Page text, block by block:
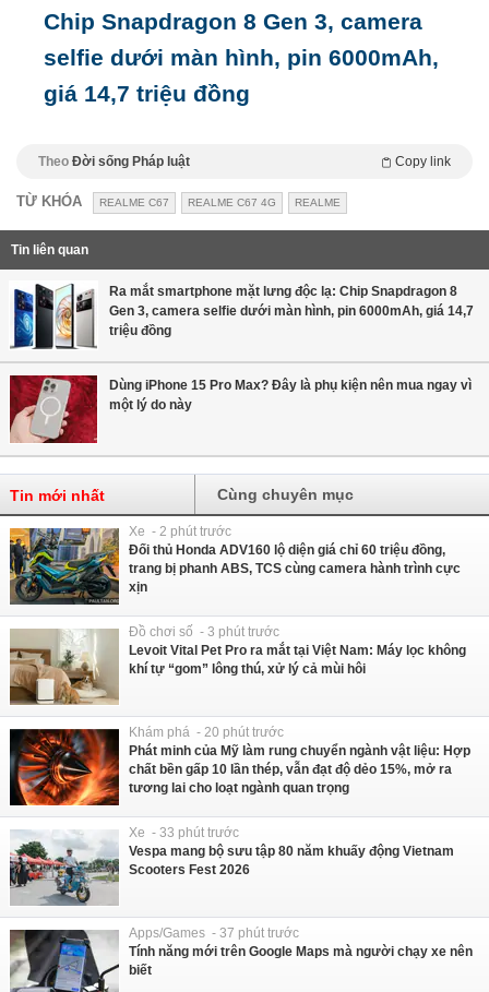
Chip Snapdragon 8 Gen 3, camera
selfie dưới màn hình, pin 6000mAh,
giá 14,7 triệu đồng
Theo Đời sống Pháp luật Copy link
TỪ KHÓA REALME C67 REALME C67 4G REALME
Tin liên quan
Ra mắt smartphone mặt lưng độc lạ: Chip Snapdragon 8
Gen 3, camera selfie dưới màn hình, pin 6000mAh, giá 14,7
triệu đồng
Dùng iPhone 15 Pro Max? Đây là phụ kiện nên mua ngay vì
một lý do này
Tin mới nhất Cùng chuyên mục
Xe - 2 phút trước
Đối thủ Honda ADV160 lộ diện giá chỉ 60 triệu đồng,
trang bị phanh ABS, TCS cùng camera hành trình cực
xịn
Đồ chơi số - 3 phút trước
Levoit Vital Pet Pro ra mắt tại Việt Nam: Máy lọc không
khí tự “gom” lông thú, xử lý cả mùi hôi
Khám phá - 20 phút trước
Phát minh của Mỹ làm rung chuyển ngành vật liệu: Hợp
chất bền gấp 10 lần thép, vẫn đạt độ dẻo 15%, mở ra
tương lai cho loạt ngành quan trọng
Xe - 33 phút trước
Vespa mang bộ sưu tập 80 năm khuấy động Vietnam
Scooters Fest 2026
Apps/Games - 37 phút trước
Tính năng mới trên Google Maps mà người chạy xe nên
biết